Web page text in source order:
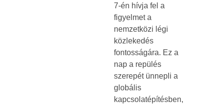
7-én hívja fel a
figyelmet a
nemzetközi légi
közlekedés
fontosságára. Ez a
nap a repülés
szerepét ünnepli a
globális
kapcsolatépítésben,